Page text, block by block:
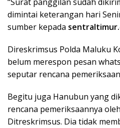
dimintai keterangan hari
sumber kepada
Direskrimsus Polda Maluku
belum merespon pesan
seputar rencana
Begitu juga Hanubun yang
rencana pemeriksaannya
Ditreskrimsus. Dia tidak